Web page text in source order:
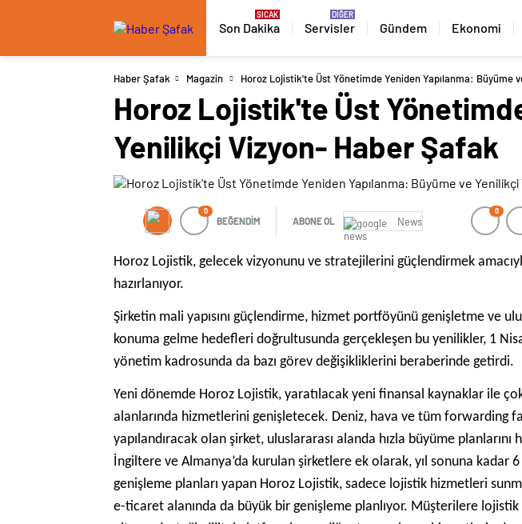
Son Dakika Servisler Gündem Ekonomi
Haber Şafak Magazin Horoz Lojistik'te Üst Yönetimde Yeniden Yapılanma: Büyüme
Horoz Lojistik'te Üst
Yenilikçi Vizyon- Haber Şafak
0
BEĞENDİM ABONE OL News
0
Horoz Lojistik, gelecek vizyonunu ve stratejilerini güçlendirmek
hazırlanıyor.
Şirketin mali yapısını güçlendirme, hizmet portföyünü genişletme ve
konuma gelme hedefleri doğrultusunda gerçekleşen bu yenilikler, 1
yönetim kadrosunda da bazı görev değişikliklerini beraberinde getirdi.
Yeni dönemde Horoz Lojistik, yaratılacak yeni finansal kaynaklar ile
alanlarında hizmetlerini genişletecek. Deniz, hava ve tüm forwarding
yapılandıracak olan şirket, uluslararası alanda hızla büyüme planlarını
İngiltere ve Almanya’da kurulan şirketlere ek olarak, yıl sonuna kadar
genişleme planları yapan Horoz Lojistik, sadece lojistik hizmetleri
e-ticaret alanında da büyük bir genişleme planlıyor. Müşterilere lojistik